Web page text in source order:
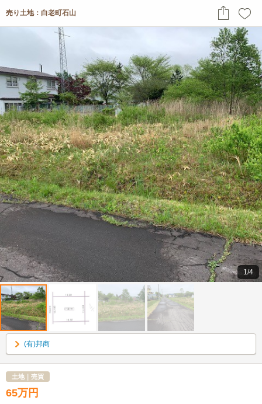
1/4
(有)邦商
売り土地：白老町石山
土地｜売買
65万 円